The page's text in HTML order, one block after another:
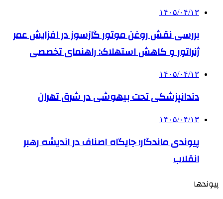
۱۴۰۵/۰۴/۱۳
بررسی نقش روغن موتور گازسوز در افزایش عمر
ژنراتور و کاهش استهلاک: راهنمای تخصصی
۱۴۰۵/۰۴/۱۳
دندانپزشکی تحت بیهوشی در شرق تهران
۱۴۰۵/۰۴/۱۳
پیوندی ماندگار؛ جایگاه اصناف در اندیشه رهبر
انقلاب
پیوندها